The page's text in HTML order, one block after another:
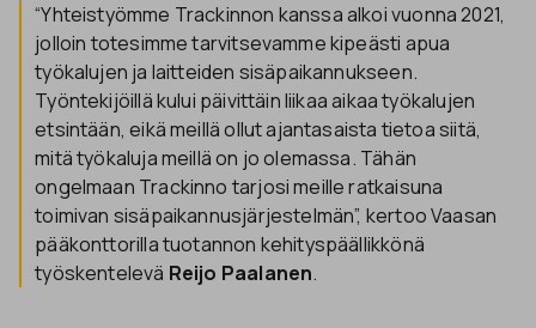
“Yhteistyömme Trackinnon kanssa alkoi vuonna 2021,
jolloin totesimme tarvitsevamme kipeästi apua
työkalujen ja laitteiden sisäpaikannukseen.
Työntekijöillä kului päivittäin liikaa aikaa työkalujen
etsintään, eikä meillä ollut ajantasaista tietoa siitä,
mitä työkaluja meillä on jo olemassa. Tähän
ongelmaan Trackinno tarjosi meille ratkaisuna
toimivan sisäpaikannusjärjestelmän”, kertoo Vaasan
pääkonttorilla tuotannon kehityspäällikkönä
työskentelevä Reijo Paalanen.